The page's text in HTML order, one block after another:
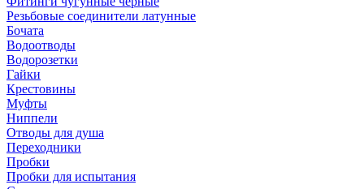
Резьбовые соединители латунные
Бочата
Водоотводы
Водорозетки
Гайки
Крестовины
Муфты
Ниппели
Отводы для душа
Переходники
Пробки
Пробки для испытания